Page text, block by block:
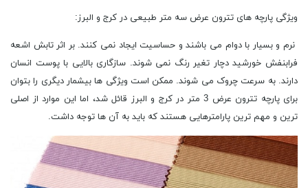
ویژگی پارچه های تترون عرض سه متر طبیعی در کرج و البرز:
نرم و بسیار با دوام می باشند و حساسیت ایجاد نمی کنند. بر اثر تابش اشعه
فرابنفش خورشید دچار تغیر رنگ نمی شوند. سازگاری بالایی با پوست انسان
دارند. به سرعت چروک می شوند. ممکن است ویژگی ها بیشمار دیگری را بتوان
برای پارچه تترون عرض 3 متر در کرج و البرز قائل شد، اما این موارد از اصلی
ترین و مهم ترین پارامترهایی هستند که باید به آن ها توجه داشت.